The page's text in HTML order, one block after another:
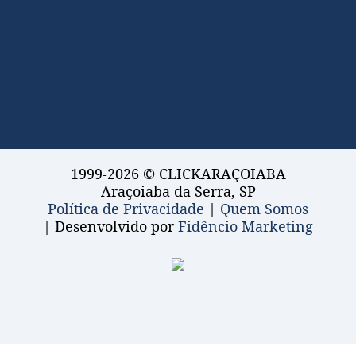
1999-2026 © CLICKARAÇOIABA
Araçoiaba da Serra, SP
Política de Privacidade | Quem Somos
| Desenvolvido porFidêncio Marketing